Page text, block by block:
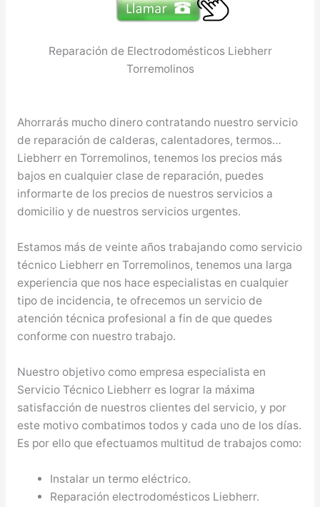
Reparación de Electrodomésticos Liebherr
Torremolinos
Ahorrarás mucho dinero contratando nuestro servicio
de reparación de calderas, calentadores, termos…
Liebherr en Torremolinos, tenemos los precios más
bajos en cualquier clase de reparación, puedes
informarte de los precios de nuestros servicios a
domicilio y de nuestros servicios urgentes.
Estamos más de veinte años trabajando como servicio
técnico Liebherr en Torremolinos, tenemos una larga
experiencia que nos hace especialistas en cualquier
tipo de incidencia, te ofrecemos un servicio de
atención técnica profesional a fin de que quedes
conforme con nuestro trabajo.
Nuestro objetivo como empresa especialista en
Servicio Técnico Liebherr es lograr la máxima
satisfacción de nuestros clientes del servicio, y por
este motivo combatimos todos y cada uno de los días.
Es por ello que efectuamos multitud de trabajos como:
Instalar un termo eléctrico.
Reparación electrodomésticos Liebherr.